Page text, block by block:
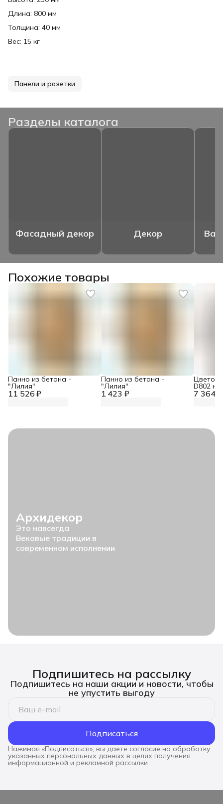
Длина: 800 мм
Толщина: 40 мм
Вес: 15 кг
Панели и розетки
Разделы каталога
Фасадный декор Декор
Похожие товары
11 526 ₽
Панно из бетона -
"Лилия"
1 423 ₽
Панно из бетона -
"Лилия"
7 364 ₽
Цветок
D802 на
Архидекор
Это навсегда
Вековые традиции в
современном исполнении
Подпишитесь на рассылку
Подпишитесь на наши акции и новости, чтобы
не упустить выгоду
Подписаться
Нажимая «Подписаться», вы даете согласие на обработку
указанных персональных данных в целях получения
информационной и рекламной рассылки